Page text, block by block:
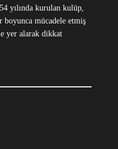
yılında kurulan kulüp,
mücadele etmiş
yer alarak dikkat